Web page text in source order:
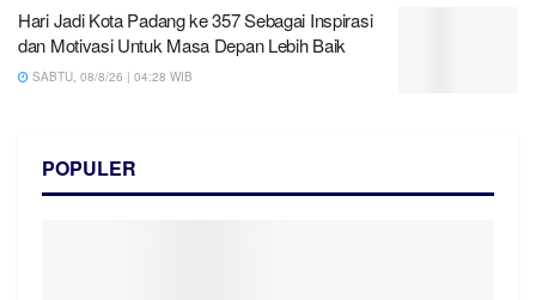
Hari Jadi Kota Padang ke 357 Sebagai Inspirasi
dan Motivasi Untuk Masa Depan Lebih Baik
SABTU, 08/8/26 | 04:28 WIB
POPULER